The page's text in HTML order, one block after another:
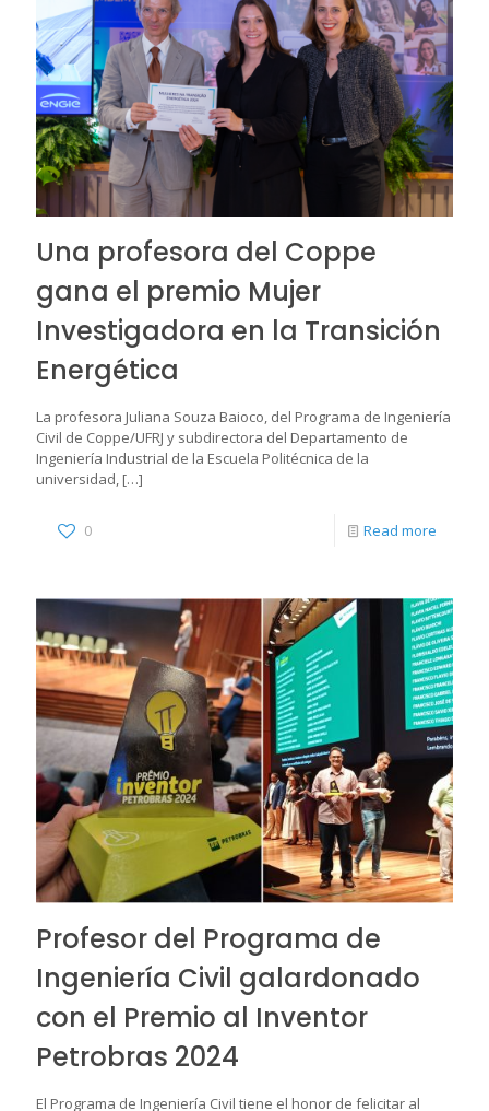
Una profesora del Coppe
gana el premio Mujer
Investigadora en la Transición
Energética
La profesora Juliana Souza Baioco, del Programa de Ingeniería
Civil de Coppe/UFRJ y subdirectora del Departamento de
Ingeniería Industrial de la Escuela Politécnica de la
universidad, […]
0 Read more
Profesor del Programa de
Ingeniería Civil galardonado
con el Premio al Inventor
Petrobras 2024
El Programa de Ingeniería Civil tiene el honor de felicitar al